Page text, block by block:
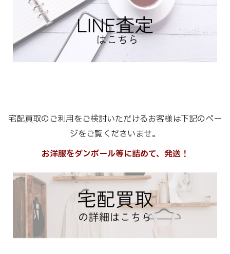
宅配買取のご利用をご検討いただけるお客様は下記のペー
ジをご覧くださいませ。
お洋服をダンボール等に詰めて、発送！